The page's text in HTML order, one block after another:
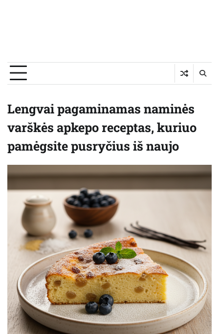
Lengvai pagaminamas naminės
varškės apkepo receptas, kuriuo
pamėgsite pusryčius iš naujo